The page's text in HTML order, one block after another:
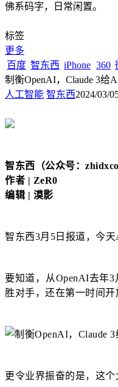
佛系码字，日常闲置。
标签
更多
百度 智东西 iPhone 360
制衡OpenAI，Claude 3给
人工智能 智东西2024/03/
智东西（公众号：
作者 | ZeR0
编辑 | 漠影
智东西3月5日报道，今
要知道，从OpenAI去年
胜对手，还在第一时间开
更令业界振奋的是，这